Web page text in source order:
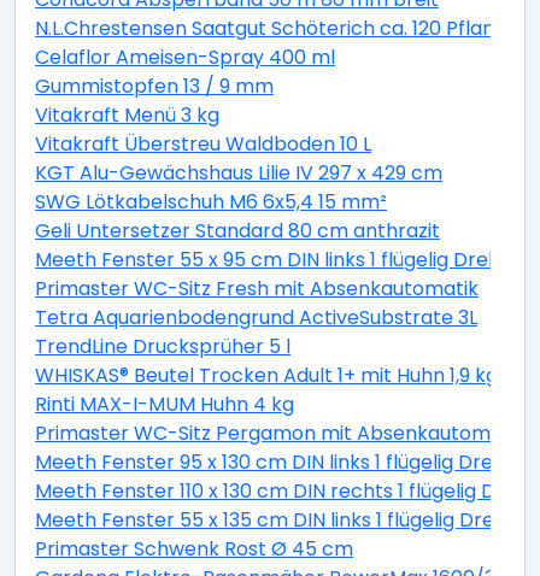
N.L.Chrestensen Saatgut Schöterich ca. 120 Pflanzen
Celaflor Ameisen-Spray 400 ml
Gummistopfen 13 / 9 mm
Vitakraft Menü 3 kg
Vitakraft Überstreu Waldboden 10 L
KGT Alu-Gewächshaus Lilie IV 297 x 429 cm
SWG Lötkabelschuh M6 6x5,4 15 mm²
Geli Untersetzer Standard 80 cm anthrazit
Meeth Fenster 55 x 95 cm DIN links 1 flügelig Dreh-
Primaster WC-Sitz Fresh mit Absenkautomatik
Tetra Aquarienbodengrund ActiveSubstrate 3L
TrendLine Drucksprüher 5 l
WHISKAS® Beutel Trocken Adult 1+ mit Huhn 1,9 kg 1,9
Rinti MAX-I-MUM Huhn 4 kg
Primaster WC-Sitz Pergamon mit Absenkautomatik
Meeth Fenster 95 x 130 cm DIN links 1 flügelig Dreh-
Meeth Fenster 110 x 130 cm DIN rechts 1 flügelig
Meeth Fenster 55 x 135 cm DIN links 1 flügelig Dreh-
Primaster Schwenk Rost Ø 45 cm